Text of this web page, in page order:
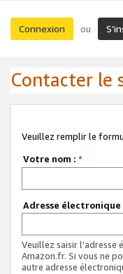
Connexion ou
Contacter le
Veuillez remplir le
Votre nom : *
Adresse
Veuillez saisir l'adresse
Amazon.fr. Si vous ne
autre adresse